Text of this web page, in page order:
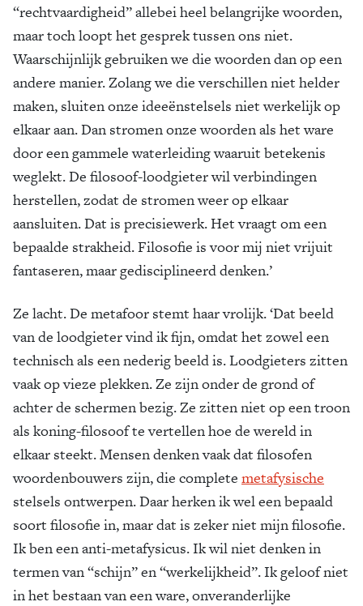
“rechtvaardigheid” allebei heel belangrijke woorden,
maar toch loopt het gesprek tussen ons niet.
Waarschijnlijk gebruiken we die woorden dan op een
andere manier. Zolang we die verschillen niet helder
maken, sluiten onze ideeënstelsels niet werkelijk op
elkaar aan. Dan stromen onze woorden als het ware
door een gammele waterleiding waaruit betekenis
weglekt. De filosoof-loodgieter wil verbindingen
herstellen, zodat de stromen weer op elkaar
aansluiten. Dat is precisiewerk. Het vraagt om een
bepaalde strakheid. Filosofie is voor mij niet vrijuit
fantaseren, maar gedisciplineerd denken.’
Ze lacht. De metafoor stemt haar vrolijk. ‘Dat beeld
van de loodgieter vind ik fijn, omdat het zowel een
technisch als een nederig beeld is. Loodgieters zitten
vaak op vieze plekken. Ze zijn onder de grond of
achter de schermen bezig. Ze zitten niet op een troon
als koning-filosoof te vertellen hoe de wereld in
elkaar steekt. Mensen denken vaak dat filosofen
woordenbouwers zijn, die complete metafysische
stelsels ontwerpen. Daar herken ik wel een bepaald
soort filosofie in, maar dat is zeker niet mijn filosofie.
Ik ben een anti-metafysicus. Ik wil niet denken in
termen van “schijn” en “werkelijkheid”. Ik geloof niet
in het bestaan van een ware, onveranderlijke